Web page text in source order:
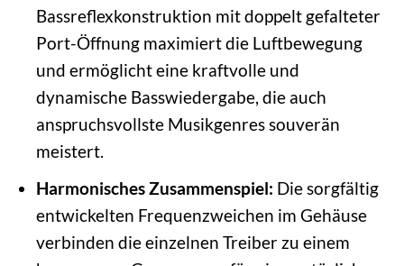
Bassreflexkonstruktion mit doppelt gefalteter
Port-Öffnung maximiert die Luftbewegung
und ermöglicht eine kraftvolle und
dynamische Basswiedergabe, die auch
anspruchsvollste Musikgenres souverän
meistert.
Harmonisches Zusammenspiel: Die sorgfältig
entwickelten Frequenzweichen im Gehäuse
verbinden die einzelnen Treiber zu einem